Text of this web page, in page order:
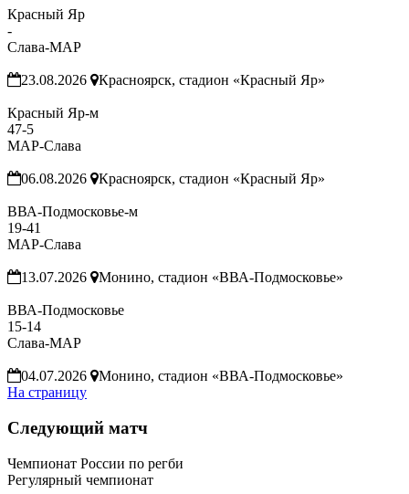
Красный Яр
-
Слава-МАР
23.08.2026 Красноярск, стадион «Красный Яр»
Красный Яр-м
47-5
МАР-Слава
06.08.2026 Красноярск, стадион «Красный Яр»
ВВА-Подмосковье-м
19-41
МАР-Слава
13.07.2026 Монино, стадион «ВВА-Подмосковье»
ВВА-Подмосковье
15-14
Слава-МАР
04.07.2026
Монино, стадион «ВВА-Подмосковье»
На страницу
Следующий матч
Чемпионат России по регби
Регулярный чемпионат